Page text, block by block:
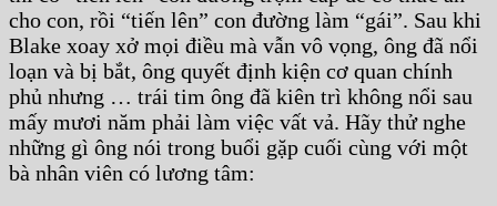
cho con, rồi “tiến lên” con đường làm “gái”. Sau khi
Blake xoay xở mọi điều mà vẫn vô vọng, ông đã nổi
loạn và bị bắt, ông quyết định kiện cơ quan chính
phủ nhưng … trái tim ông đã kiên trì không nổi sau
mấy mươi năm phải làm việc vất vả. Hãy thử nghe
những gì ông nói trong buổi gặp cuối cùng với một
bà nhân viên có lương tâm: